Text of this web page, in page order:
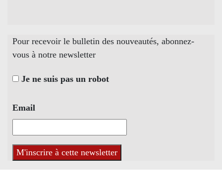
Pour recevoir le bulletin des nouveautés, abonnez-
vous à notre newsletter
Je ne suis pas un robot
Email